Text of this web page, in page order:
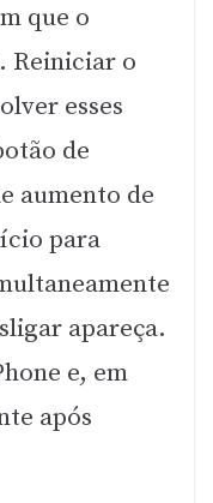
que o
Reiniciar o
esses
de
aumento de
para
apareça.
e, em
após